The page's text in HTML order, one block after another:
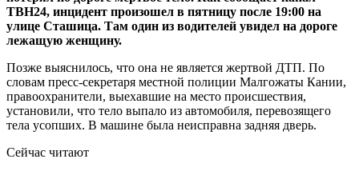
ТВН24, инцидент произошел в пятницу после 19:00 на
улице Сташица. Там один из водителей увидел на дороге
лежащую женщину.
Позже выяснилось, что она не является жертвой ДТП. По
словам пресс-секретаря местной полиции Малгожаты Кании,
правоохранители, выехавшие на место происшествия,
установили, что тело выпало из автомобиля, перевозящего
тела усопших. В машине была неисправна задняя дверь.
Сейчас читают